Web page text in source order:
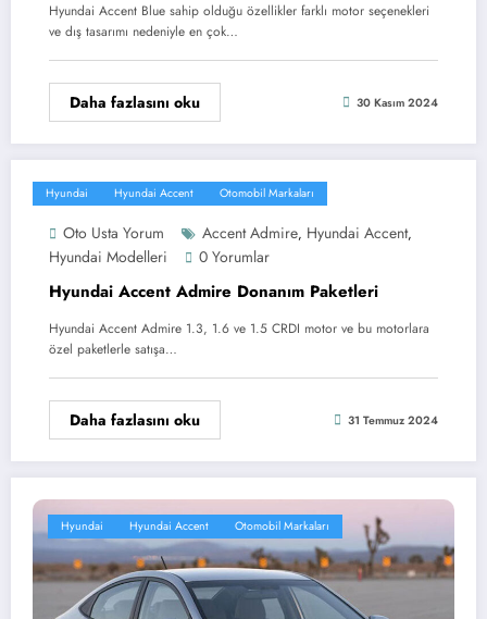
Hyundai Accent Blue sahip olduğu özellikler farklı motor seçenekleri
ve dış tasarımı nedeniyle en çok…
Daha fazlasını oku 30 Kasım 2024
Hyundai Hyundai Accent Otomobil Markaları
Oto Usta Yorum Accent Admire, Hyundai Accent,
Hyundai Modelleri 0 Yorumlar
Hyundai Accent Admire Donanım Paketleri
Hyundai Accent Admire 1.3, 1.6 ve 1.5 CRDI motor ve bu motorlara
özel paketlerle satışa…
Daha fazlasını oku 31 Temmuz 2024
Hyundai Hyundai Accent Otomobil Markaları